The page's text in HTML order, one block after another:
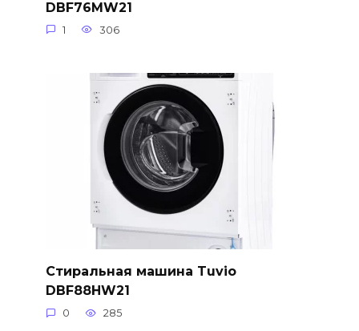
DBF76MW21
1 306
Стиральная машина Tuvio
DBF88HW21
0 285